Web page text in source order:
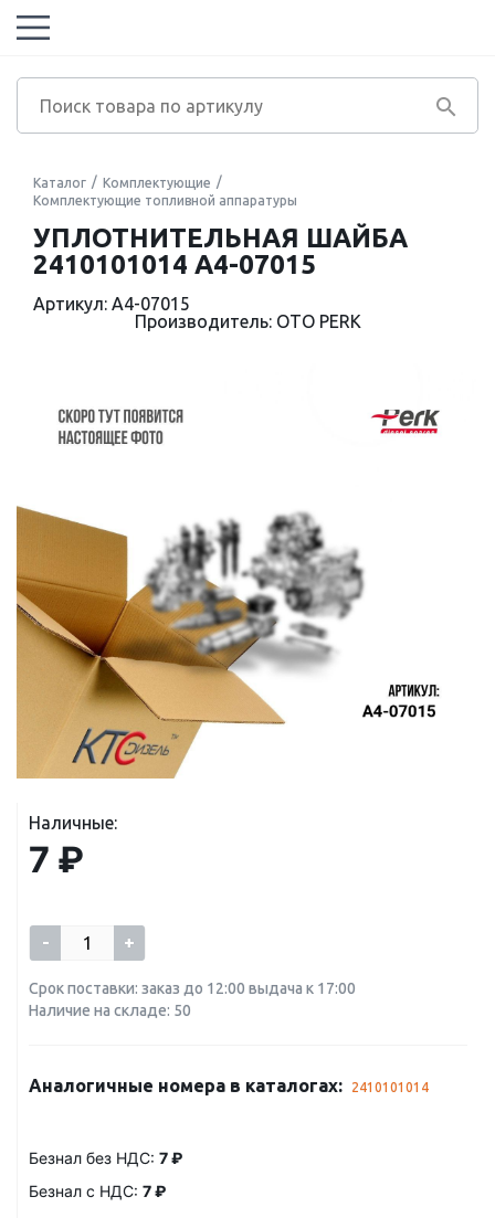
Каталог
Комплектующие
Комплектующие топливной аппаратуры
УПЛОТНИТЕЛЬНАЯ ШАЙБА
2410101014 A4-07015
Артикул: A4-07015
Производитель: OTO PERK
Наличные:
7 ₽
- +
Срок поставки: заказ до 12:00 выдача к 17:00
Наличие на складе: 50
Аналогичные номера в каталогах: 2410101014
Безнал без НДС: 7 ₽
Безнал с НДС: 7 ₽